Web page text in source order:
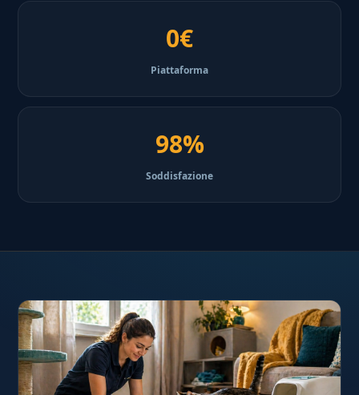
0€
Piattaforma
98%
Soddisfazione